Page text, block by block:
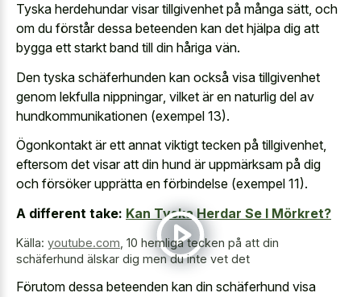
Tyska herdehundar visar tillgivenhet på många sätt, och
om du förstår dessa beteenden kan det hjälpa dig att
bygga ett starkt band till din håriga vän.
Den tyska schäferhunden kan också visa tillgivenhet
genom lekfulla nippningar, vilket är en naturlig del av
hundkommunikationen (exempel 13).
Ögonkontakt är ett annat viktigt tecken på tillgivenhet,
eftersom det visar att din hund är uppmärksam på dig
och försöker upprätta en förbindelse (exempel 11).
A different take: Kan Tyska Herdar Se I Mörkret?
Källa: youtube.com 10 hemliga tecken på att din
schäferhund älskar dig men du inte vet det
Förutom dessa beteenden kan din schäferhund visa